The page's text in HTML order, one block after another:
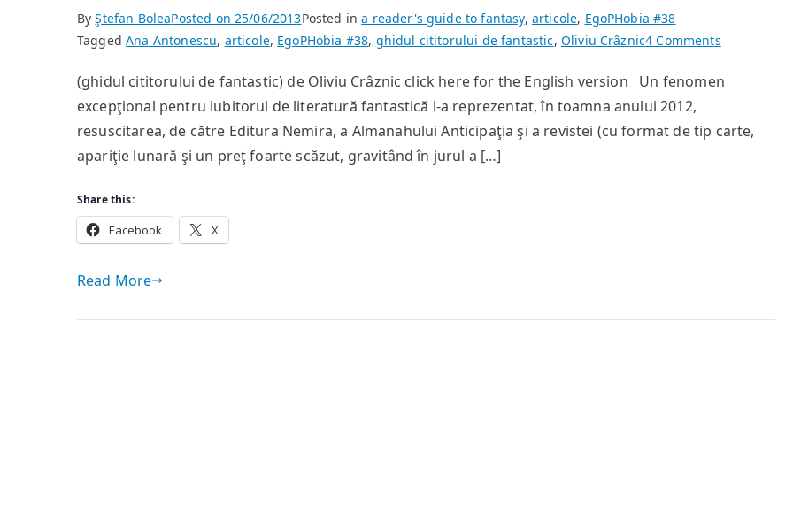
ByŞtefan BoleaPosted on25/06/2013Posted ina reader's guide to fantasy, articole, EgoPHobia #38
TaggedAna Antonescu, articole, EgoPHobia #38, ghidul cititorului de fantastic, Oliviu Crâznic4 Commentson
Antonescu
noua
(ghidul cititorului de fantastic) de Oliviu Crâznic click here for the English version Un fenomen
excepţional pentru iubitorul de literatură fantastică l-a reprezentat, în toamna anului 2012,
resuscitarea, de către Editura Nemira, a Almanahului Anticipaţia şi a revistei (cu format de tip carte,
apariţie lunară şi un preţ foarte scăzut, gravitând în jurul a […]
Share this:
Facebook X
Read More